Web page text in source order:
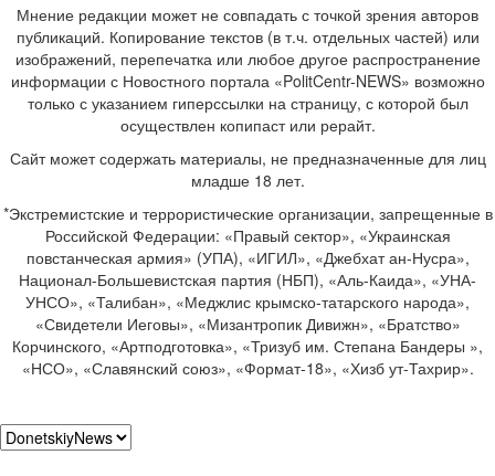
Мнение редакции может не совпадать с точкой зрения авторов
публикаций. Копирование текстов (в т.ч. отдельных частей) или
изображений, перепечатка или любое другое распространение
информации с Новостного портала «PolitCentr-NEWS» возможно
только с указанием гиперссылки на страницу, с которой был
осуществлен копипаст или рерайт.
Сайт может содержать материалы, не предназначенные для лиц
младше 18 лет.
*Экстремистские и террористические организации, запрещенные в
Российской Федерации: «Правый сектор», «Украинская
повстанческая армия» (УПА), «ИГИЛ», «Джебхат ан-Нусра»,
Национал-Большевистская партия (НБП), «Аль-Каида», «УНА-
УНСО», «Талибан», «Меджлис крымско-татарского народа»,
«Свидетели Иеговы», «Мизантропик Дивижн», «Братство»
Корчинского, «Артподготовка», «Тризуб им. Степана Бандеры »,
«НСО», «Славянский союз», «Формат-18», «Хизб ут-Тахрир».